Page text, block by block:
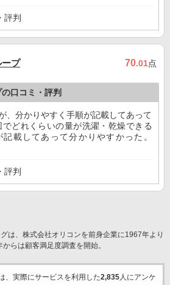
評判
プ 70.01点
口コミ・評判
、分かりやすく手順が記載してあって
でどれくらいの量が洗濯・乾燥できる
載してあって分かりやすかった。
評判
は、株式会社オリコンを前身企業に1967年より
らは顧客満足度調査を開始。
、実際にサービスを利用した2,835人にアンケ